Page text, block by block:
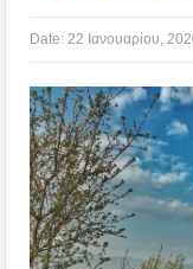
Date: 22 Ιανουαρίου,